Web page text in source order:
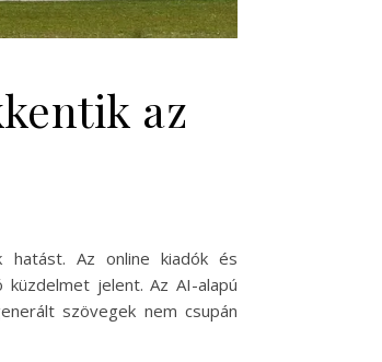
az
hatást. Az online kiadók és
jelent. Az AI-alapú
szövegek nem csupán